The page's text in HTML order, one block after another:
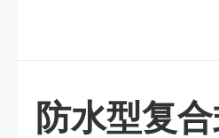
防水型复